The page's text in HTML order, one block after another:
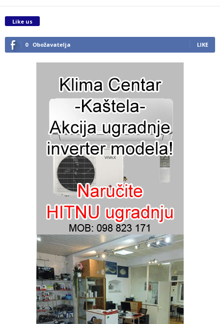
Like us
0 Obožavatelja LIKE